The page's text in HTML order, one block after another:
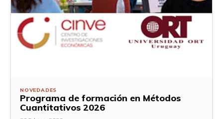
NOVEDADES
Programa de formación en Métodos
Cuantitativos 2026